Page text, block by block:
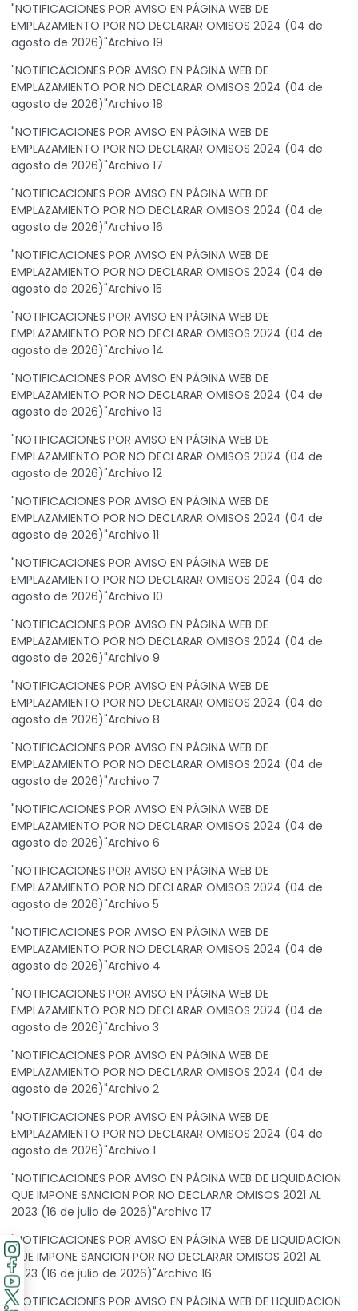
"NOTIFICACIONES POR AVISO EN PÁGINA WEB DE
EMPLAZAMIENTO POR NO DECLARAR OMISOS 2024 (04 de
agosto de 2026)"Archivo 19
"NOTIFICACIONES POR AVISO EN PÁGINA WEB DE
EMPLAZAMIENTO POR NO DECLARAR OMISOS 2024 (04 de
agosto de 2026)"Archivo 18
"NOTIFICACIONES POR AVISO EN PÁGINA WEB DE
EMPLAZAMIENTO POR NO DECLARAR OMISOS 2024 (04 de
agosto de 2026)"Archivo 17
"NOTIFICACIONES POR AVISO EN PÁGINA WEB DE
EMPLAZAMIENTO POR NO DECLARAR OMISOS 2024 (04 de
agosto de 2026)"Archivo 16
"NOTIFICACIONES POR AVISO EN PÁGINA WEB DE
EMPLAZAMIENTO POR NO DECLARAR OMISOS 2024 (04 de
agosto de 2026)"Archivo 15
"NOTIFICACIONES POR AVISO EN PÁGINA WEB DE
EMPLAZAMIENTO POR NO DECLARAR OMISOS 2024 (04 de
agosto de 2026)"Archivo 14
"NOTIFICACIONES POR AVISO EN PÁGINA WEB DE
EMPLAZAMIENTO POR NO DECLARAR OMISOS 2024 (04 de
agosto de 2026)"Archivo 13
"NOTIFICACIONES POR AVISO EN PÁGINA WEB DE
EMPLAZAMIENTO POR NO DECLARAR OMISOS 2024 (04 de
agosto de 2026)"Archivo 12
"NOTIFICACIONES POR AVISO EN PÁGINA WEB DE
EMPLAZAMIENTO POR NO DECLARAR OMISOS 2024 (04 de
agosto de 2026)"Archivo 11
"NOTIFICACIONES POR AVISO EN PÁGINA WEB DE
EMPLAZAMIENTO POR NO DECLARAR OMISOS 2024 (04 de
agosto de 2026)"Archivo 10
"NOTIFICACIONES POR AVISO EN PÁGINA WEB DE
EMPLAZAMIENTO POR NO DECLARAR OMISOS 2024 (04 de
agosto de 2026)"Archivo 9
"NOTIFICACIONES POR AVISO EN PÁGINA WEB DE
EMPLAZAMIENTO POR NO DECLARAR OMISOS 2024 (04 de
agosto de 2026)"Archivo 8
"NOTIFICACIONES POR AVISO EN PÁGINA WEB DE
EMPLAZAMIENTO POR NO DECLARAR OMISOS 2024 (04 de
agosto de 2026)"Archivo 7
"NOTIFICACIONES POR AVISO EN PÁGINA WEB DE
EMPLAZAMIENTO POR NO DECLARAR OMISOS 2024 (04 de
agosto de 2026)"Archivo 6
"NOTIFICACIONES POR AVISO EN PÁGINA WEB DE
EMPLAZAMIENTO POR NO DECLARAR OMISOS 2024 (04 de
agosto de 2026)"Archivo 5
"NOTIFICACIONES POR AVISO EN PÁGINA WEB DE
EMPLAZAMIENTO POR NO DECLARAR OMISOS 2024 (04 de
agosto de 2026)"Archivo 4
"NOTIFICACIONES POR AVISO EN PÁGINA WEB DE
EMPLAZAMIENTO POR NO DECLARAR OMISOS 2024 (04 de
agosto de 2026)"Archivo 3
"NOTIFICACIONES POR AVISO EN PÁGINA WEB DE
EMPLAZAMIENTO POR NO DECLARAR OMISOS 2024 (04 de
agosto de 2026)"Archivo 2
"NOTIFICACIONES POR AVISO EN PÁGINA WEB DE
EMPLAZAMIENTO POR NO DECLARAR OMISOS 2024 (04 de
agosto de 2026)"Archivo 1
"NOTIFICACIONES POR AVISO EN PÁGINA WEB DE LIQUIDACION
QUE IMPONE SANCION POR NO DECLARAR OMISOS 2021 AL
2023 (16 de julio de 2026)"Archivo 17
"NOTIFICACIONES POR AVISO EN PÁGINA WEB DE LIQUIDACION
QUE IMPONE SANCION POR NO DECLARAR OMISOS 2021 AL
2023 (16 de julio de 2026)"Archivo 16
"NOTIFICACIONES POR AVISO EN PÁGINA WEB DE LIQUIDACION